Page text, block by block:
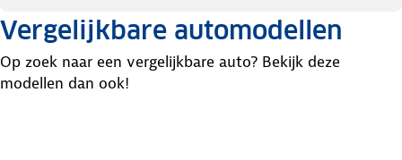
Vergelijkbare automodellen
Op zoek naar een vergelijkbare auto? Bekijk deze
modellen dan ook!